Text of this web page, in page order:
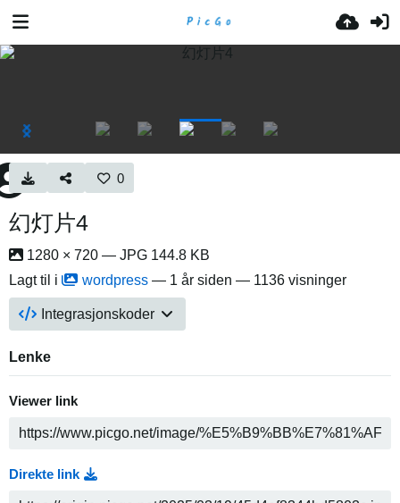
0
幻灯片4
1280 × 720 — JPG 144.8 KB
Lagt til i
wordpress — 1 år siden — 1136 visninger
Integrasjonskoder
Lenke
Viewer link
Direkte link